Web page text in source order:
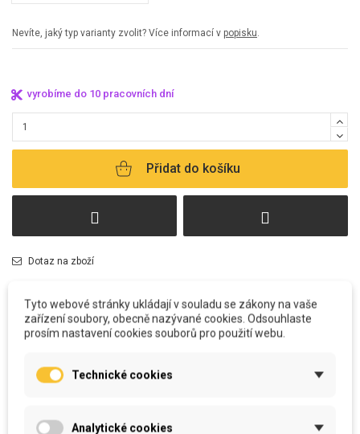
Nevíte, jaký typ varianty zvolit? Více informací v popisku
vyrobíme do 10 pracovních dní
Přidat do košíku
Dotaz na zboží
POPIS
své domácnosti, pak jste na správném místě! Nabízíme kvalitní reprodukce
Tyto webové stránky ukládají v souladu se zákony na vaše
zařízení soubory, obecně nazývané cookies. Odsouhlaste
prosím nastavení cookies souborů pro použití webu.
Technické cookies
Analytické cookies